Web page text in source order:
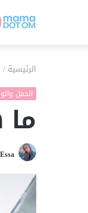
الرئيسية /
الحمل